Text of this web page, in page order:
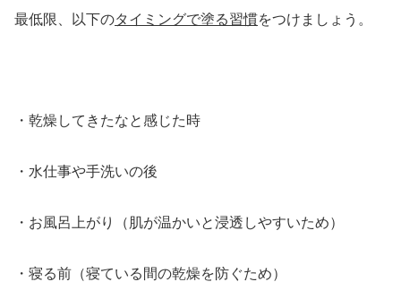
最低限、以下のタイミングで塗る習慣をつけましょう。
・乾燥してきたなと感じた時
・水仕事や手洗いの後
・お風呂上がり（肌が温かいと浸透しやすいため）
・寝る前（寝ている間の乾燥を防ぐため）